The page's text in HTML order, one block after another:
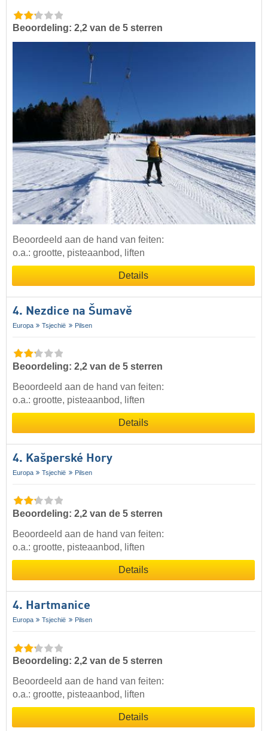
Beoordeling: 2,2 van de 5 sterren
Beoordeeld aan de hand van feiten:
o.a.: grootte, pisteaanbod, liften
Details
4. Nezdice na Šumavě
Europa Tsjechië Pilsen
Beoordeling: 2,2 van de 5 sterren
Beoordeeld aan de hand van feiten:
o.a.: grootte, pisteaanbod, liften
Details
4. Kašperské Hory
Europa Tsjechië Pilsen
Beoordeling: 2,2 van de 5 sterren
Beoordeeld aan de hand van feiten:
o.a.: grootte, pisteaanbod, liften
Details
4. Hartmanice
Europa Tsjechië Pilsen
Beoordeling: 2,2 van de 5 sterren
Beoordeeld aan de hand van feiten:
o.a.: grootte, pisteaanbod, liften
Details